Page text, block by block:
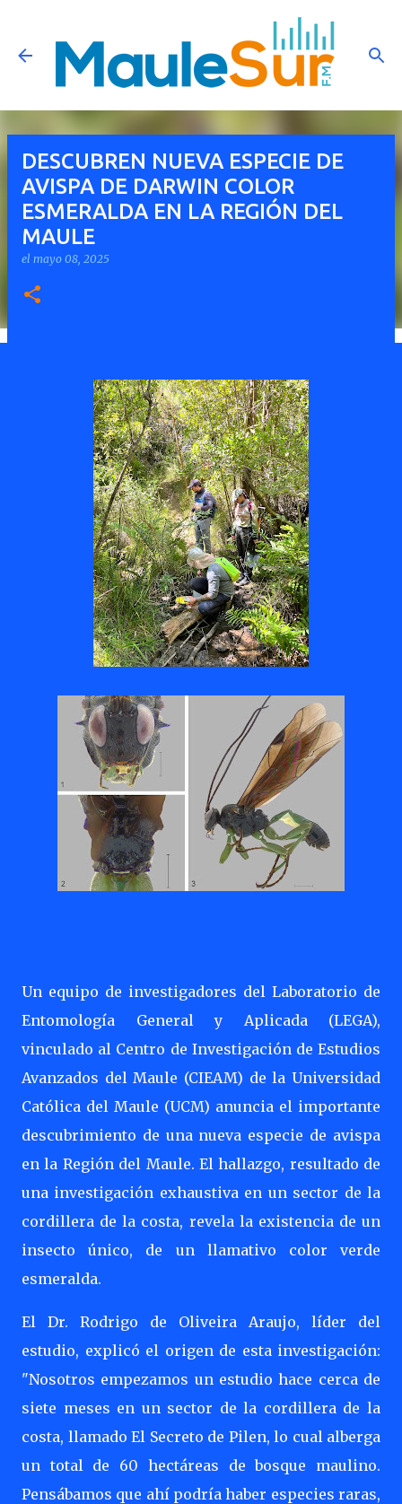
Ir al contenido principal
DESCUBREN NUEVA ESPECIE DE
AVISPA DE DARWIN COLOR
ESMERALDA EN LA REGIÓN DEL
MAULE
el mayo 08, 2025
Un equipo de investigadores del Laboratorio de
Entomología General y Aplicada (LEGA),
vinculado al Centro de Investigación de Estudios
Avanzados del Maule (CIEAM) de la Universidad
Católica del Maule (UCM) anuncia el importante
descubrimiento de una nueva especie de avispa
en la Región del Maule. El hallazgo, resultado de
una investigación exhaustiva en un sector de la
cordillera de la costa, revela la existencia de un
insecto único, de un llamativo color verde
esmeralda.
El Dr. Rodrigo de Oliveira Araujo, líder del
estudio, explicó el origen de esta investigación:
"Nosotros empezamos un estudio hace cerca de
siete meses en un sector de la cordillera de la
costa, llamado El Secreto de Pilen, lo cual alberga
un total de 60 hectáreas de bosque maulino.
Pensábamos que ahí podría haber especies raras,